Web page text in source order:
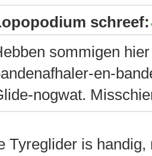
schreef:
sommigen
en-
nogwat.
Tyreglider is